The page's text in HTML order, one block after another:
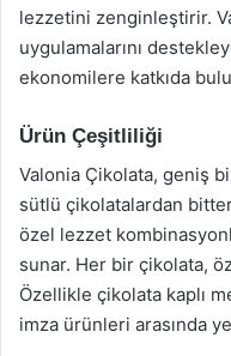
lezzetini zenginleştirir.
uygulamalarını
ekonomilere katkıda
Ürün Çeşitliliği
Valonia Çikolata, geniş
sütlü çikolatalardan
özel lezzet
sunar. Her bir çikolata,
Özellikle çikolata kaplı
imza ürünleri arasında